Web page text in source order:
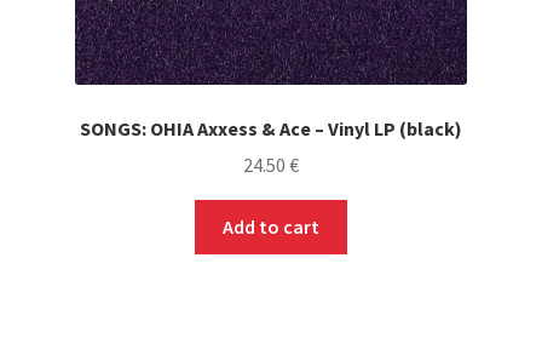
SONGS: OHIA Axxess & Ace – Vinyl LP (black)
24.50 €
Add to cart